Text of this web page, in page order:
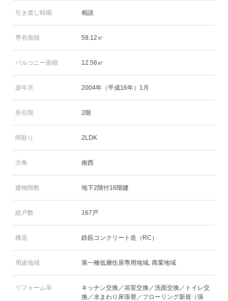
引き渡し時期 相談
専有面積 59.12㎡
バルコニー面積 12.56㎡
築年月 2004年（平成16年）1月
所在階 2階
間取り 2LDK
方角 南西
建物階数 地下2階付16階建
総戸数 167戸
構造 鉄筋コンクリート造（RC）
用途地域 第一種低層住居専用地域, 商業地域
リフォーム等
キッチン交換／浴室交換／洗面交換／トイレ交
換／水まわり床張替／フローリング新規（張